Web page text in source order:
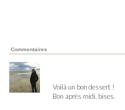
Commentaires
Voilà un bon dessert !
Bon après midi, bises.